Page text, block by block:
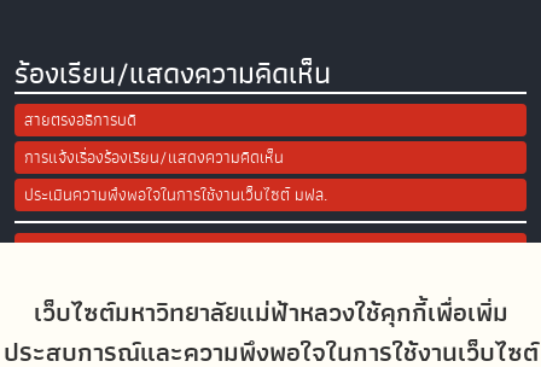
เว็บไซต์มหาวิทยาลัยแม่ฟ้าหลวงใช้คุกกี้เพื่อเพิ่ม
ประสบการณ์และความพึงพอใจในการใช้งานเว็บไซต์
ร้องเรียน/แสดงความคิดเห็น
สายตรงอธิการบดี
การแจ้งเรื่องร้องเรียน/แสดงความคิดเห็น
ประเมินความพึงพอใจในการใช้งานเว็บไซต์ มฟล.
Site Map
Social Media